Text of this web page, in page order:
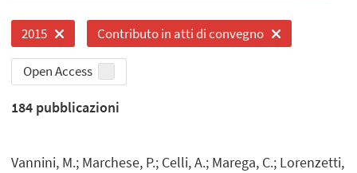
2015 Contributo in atti di convegno
Open Access
184 pubblicazioni
Vannini, M.; Marchese, P.; Celli, A.; Marega, C.; Lorenzetti,